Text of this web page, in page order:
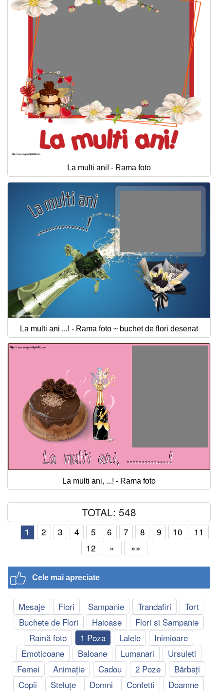
La multi ani! - Rama foto
La multi ani ...! - Rama foto ~ buchet de flori desenat
La multi ani, ...! - Rama foto
TOTAL: 548
1 2 3 4 5 6 7 8 9 10
11
12
» »»
Cele mai apreciate
Mesaje Flori Sampanie Trandafiri
Tort
Buchete de Flori
Haioase
Flori si Sampanie
Ramă foto
1 Poza Lalele
Inimioare
Emoticoane
Baloane Lumanari
Ursuleti
Femei
Animație Cadou 2 Poze
Bărbați
Copii
Steluțe Domni Confetti
Doamne